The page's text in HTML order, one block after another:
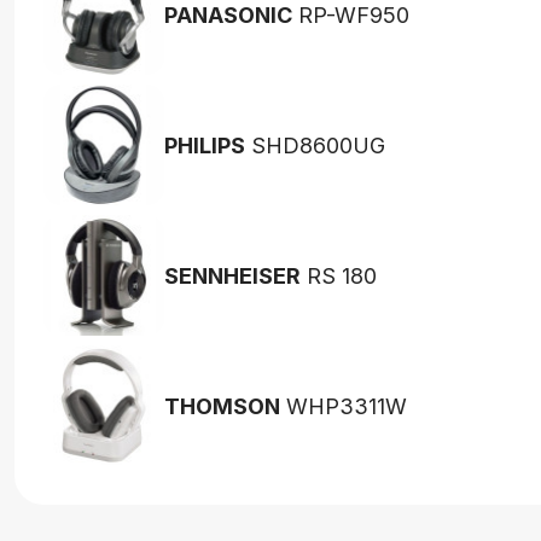
PANASONIC RP-WF950
PHILIPS SHD8600UG
SENNHEISER RS 180
THOMSON WHP3311W